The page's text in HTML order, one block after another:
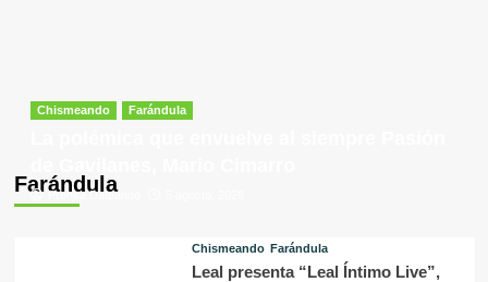
Farándula
Chismeando Farándula
Prensa Dateando
Chismeando Farándula
Leal presenta “Leal Íntimo Live”,